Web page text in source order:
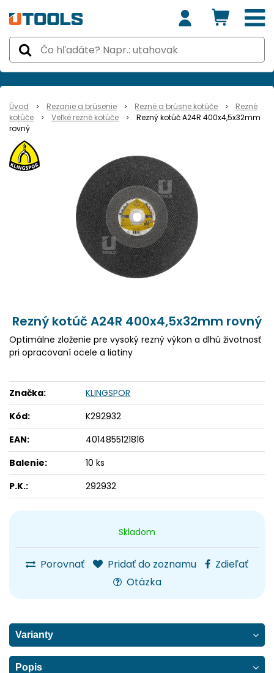
Úvod Rezanie a brúsenie Rezné a brúsne kotúče
Rezné
kotúče
Veľké rezné kotúče
Rezný kotúč A24R 400x4,5x32mm
rovný
Skladom
Porovnať Pridať do zoznamu
Zdieľať
Otázka
Rezný kotúč A24R 400x4,5x32mm rovný
Optimálne zloženie pre vysoký rezný výkon a dlhú životnosť
pri opracovaní ocele a liatiny
Značka:
KLINGSPOR
Kód:
K292932
EAN:
4014855121816
Balenie:
10 ks
P.K.:
292932
Varianty
Popis